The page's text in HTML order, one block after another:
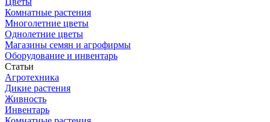
Комнатные растения
Многолетние цветы
Однолетние цветы
Магазины семян и агрофирмы
Оборудование и инвентарь
Статьи
Агротехника
Дикие растения
Живность
Инвентарь